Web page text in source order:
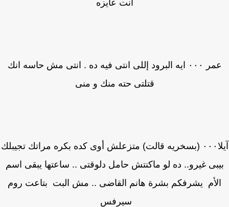
انت عايزه
عمر ٠٠٠ ايه البرود إللى انتى فيه ده . انتى مش حاسه انك
قتلتى حته منك و منى
آيلا٠٠٠ (بسخريه قالت) متزعلش أوى كده بكره مراتك تجيبلك
غيرو.. ده لو ماكنتش حامل دلوقتى .. ساعتها يبقى اسم
يشرفكم بشرة هانم القاضى .. مش البت بتاعت روم
سيرفس